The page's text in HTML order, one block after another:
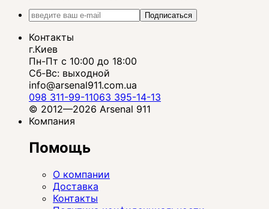
Подписаться
Контакты
г.Киев
Пн-Пт с 10:00 до 18:00
Сб-Вс: выходной
info@arsenal911.com.ua
098 311-99-11063 395-14-13
© 2012—2026 Arsenal 911
Компания
Помощь
О компании
Доставка
Контакты